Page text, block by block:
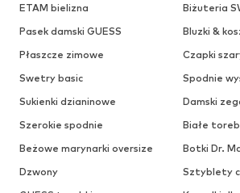
ETAM bielizna
Biżuteria
Pasek damski GUESS
Bluzki &
Płaszcze zimowe
Czapki
Swetry basic
Spodnie
Sukienki dzianinowe
Damski
Szerokie spodnie
Białe
Beżowe marynarki oversize
Botki Dr.
Dzwony
Sztyblety